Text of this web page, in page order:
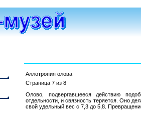
Аллотропия олова
Страница 7 из 8
Олово, подвергавшееся действию
отдельности, и связность теряется. Оно
свой удельный вес с 7,3 до 5,8.